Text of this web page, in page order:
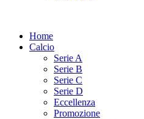
Home
Calcio
Serie A
Serie B
Serie C
Serie D
Eccellenza
Promozione